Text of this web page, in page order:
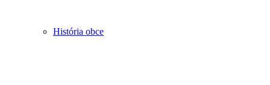
História obce